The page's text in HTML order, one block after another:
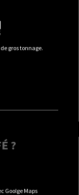
gros tonnage.
?
Goolge Maps